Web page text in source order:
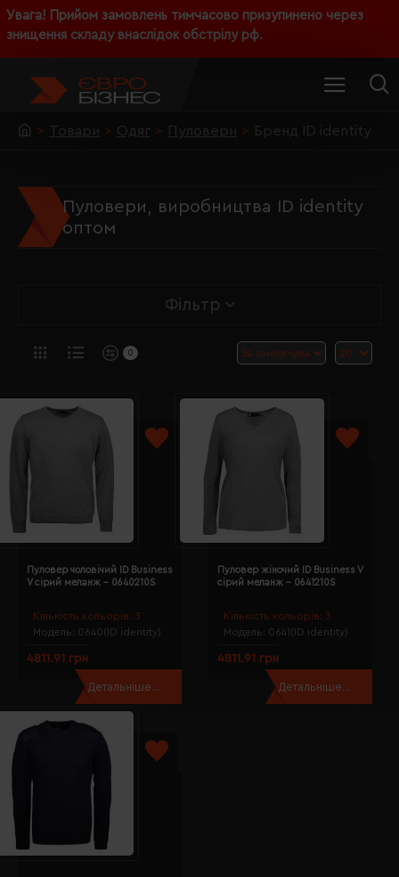
Увага! Прийом замовлень тимчасово призупинено через
знищення складу внаслідок обстрілу рф.
Товари Одяг Пуловери Бренд ID identity
Пуловери, виробництва ID identity
оптом
Фільтр
0
Кількість кольорів: 3
Модель: 0640(ID identity)
Пуловер чоловічий ID Business
V сірий меланж - 0640210S
4811.91 грн
Детальніше...
Кількість кольорів: 3
Модель: 0641(ID identity)
Пуловер жіночий ID Business V
сірий меланж - 0641210S
4811.91 грн
Детальніше...